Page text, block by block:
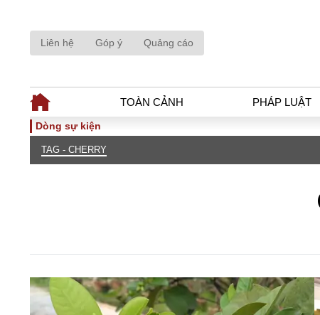
Liên hệ Góp ý Quảng cáo
TOÀN CẢNH PHÁP LUẬT
TOÀN CẢNH
Thế giới
Góc nhìn luật
An ninh -
Dòng sự kiện
TAG - CHERRY